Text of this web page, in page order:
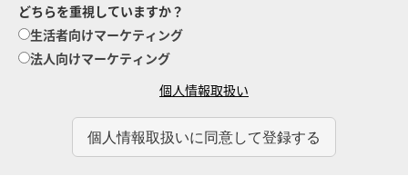
どちらを重視していますか？
生活者向けマーケティング
法人向けマーケティング
個人情報取扱い